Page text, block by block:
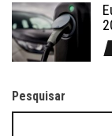
Pesquisar